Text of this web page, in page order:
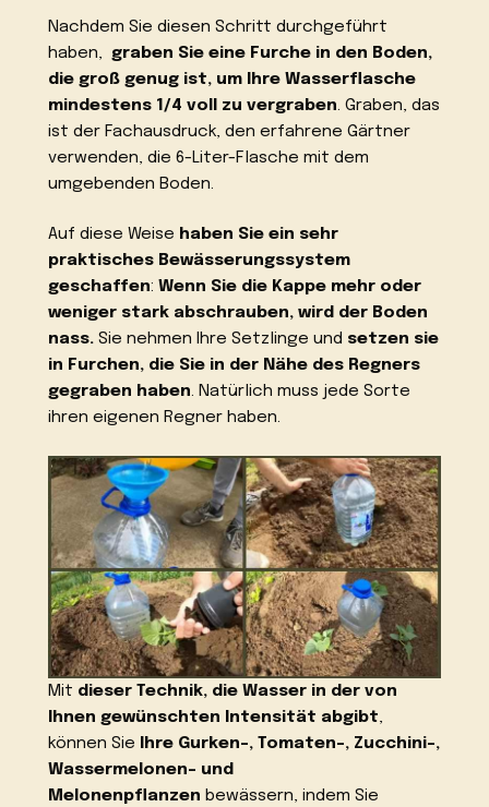
Nachdem Sie diesen Schritt durchgeführt
haben,
graben Sie eine Furche in den Boden,
die groß genug ist, um Ihre Wasserflasche
mindestens 1/4 voll zu vergraben. Graben, das
ist der Fachausdruck, den erfahrene Gärtner
verwenden, die 6-Liter-Flasche mit dem
umgebenden Boden.
Auf diese Weise haben Sie ein sehr
praktisches Bewässerungssystem
geschaffen:Wenn Sie die Kappe mehr oder
weniger stark abschrauben, wird der Boden
nass.Sie nehmen Ihre Setzlinge und setzen sie
in Furchen, die Sie in der Nähe des Regners
gegraben haben. Natürlich muss jede Sorte
ihren eigenen Regner haben.
Mit dieser Technik, die Wasser in der von
Ihnen gewünschten Intensität abgibt,
können Sie Ihre Gurken-, Tomaten-, Zucchini-,
Wassermelonen- und
Melonenpflanzen bewässern, indem Sie